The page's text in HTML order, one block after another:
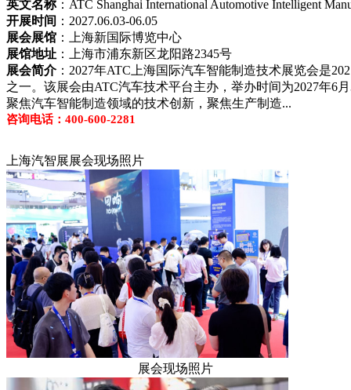
英文名称：ATC Shanghai International Automotive Intelligent
开展时间 ：2027.06.03-06.05
展会展馆 ：上海新国际博览中心
展馆地址 ：上海市浦东新区龙阳路2345号
展会简介：2027年ATC上海国际汽车智能制造技术展览会是
之一。该展会由ATC汽车技术平台主办，举办时间为2027年6
聚焦汽车智能制造领域的技术创新，聚焦生产制造...
咨询电话：400-600-2281
上海汽智展展会现场照片
展会现场照片